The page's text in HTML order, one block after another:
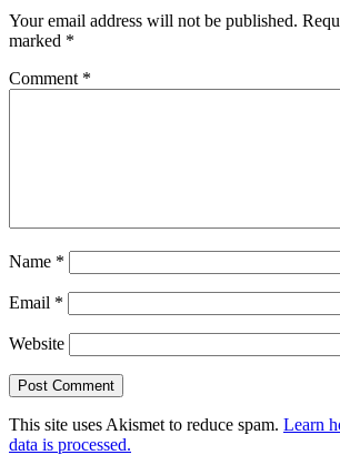
Your email address will not be published.
marked *
Comment *
Name *
Email *
Website
This site uses Akismet to reduce spam. Learn
data is processed.